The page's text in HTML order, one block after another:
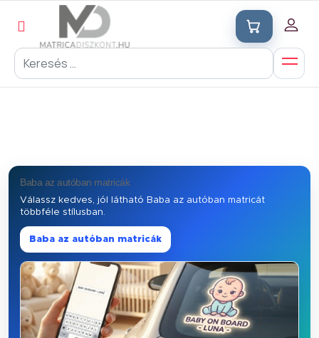
Baba az autóban matricák
Válassz kedves, jól látható Baba az autóban matricát
többféle stílusban.
Baba az autóban matricák